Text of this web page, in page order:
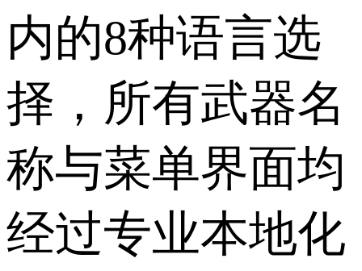
内的8种语言选
择，所有武器名
称与菜单界面均
经过专业本地化